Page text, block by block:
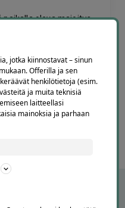
paikalla oleva majoitus.
7 / 60
jotka kiinnostavat – sinun
Offerilla ja sen
keräävät henkilötietoja (esim.
ja muita teknisiä
laitteellasi
mainoksia ja parhaan